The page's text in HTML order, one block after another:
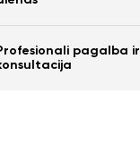
pagalba ir